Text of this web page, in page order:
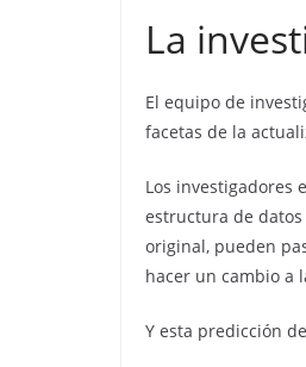
La
El equipo de
facetas de la
Los investigadores
estructura de
original, pueden
hacer un cambio a
Y esta predicción de